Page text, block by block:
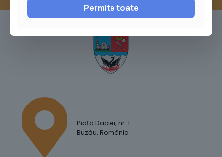
Piața Daciei, nr. 1
Buzău, România
Permite toate